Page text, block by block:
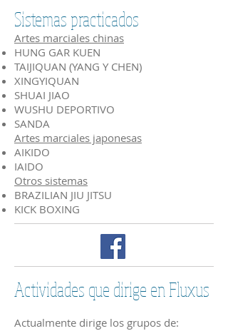
Sistemas practicados
Artes marciales chinas
HUNG GAR KUEN
TAIJIQUAN (YANG Y CHEN)
XINGYIQUAN
SHUAI JIAO
WUSHU DEPORTIVO
SANDA
Artes marciales japonesas
AIKIDO
IAIDO
Otros sistemas
BRAZILIAN JIU JITSU
KICK BOXING
Actividades que dirige en Fluxus
Actualmente dirige los grupos de: